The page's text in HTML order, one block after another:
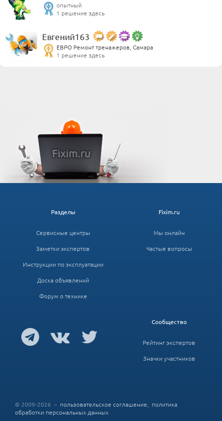
опытный
1 решение здесь
Евгений163
ЕВРО Ремонт тренажеров, Самара
1 решение здесь
Fixim.ru
Мы онлайн
Частые вопросы
Разделы
Сервисные центры
Заметки экспертов
Инструкции по эксплуатации
Доска объявлений
Форум о технике
Сообщество
Рейтинг экспертов
Значки участников
© 2009-2026 – пользовательское соглашение, политика
обработки персональных данных